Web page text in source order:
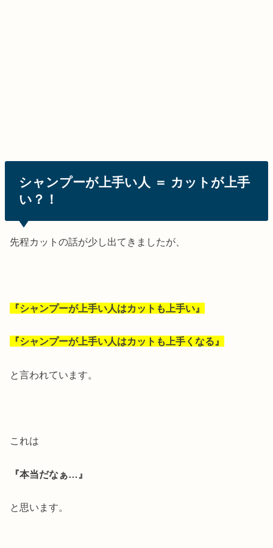
シャンプーが上手い人 ＝ カットが上手
い？！
先程カットの話が少し出てきましたが、
『シャンプーが上手い人はカットも上手い』
『シャンプーが上手い人はカットも上手くなる』
と言われています。
これは
『本当だなぁ…』
と思います。